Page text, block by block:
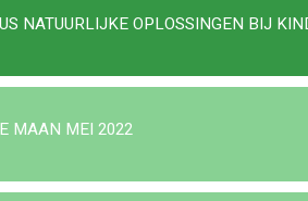
NATUURLIJKE OPLOSSINGEN BIJ
MAAN MEI 2022